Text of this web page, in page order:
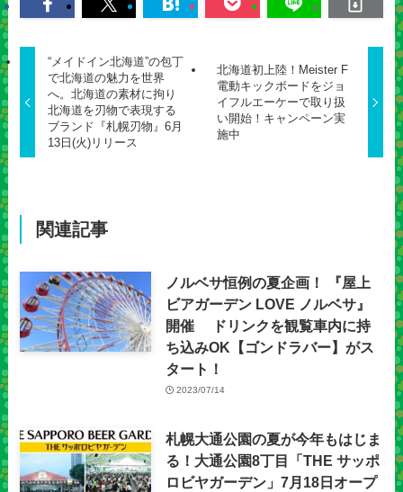
“メイドイン北海道”の包丁
で北海道の魅力を世界
へ。北海道の素材に拘り
北海道を刃物で表現する
ブランド『札幌刃物』6月
13日(火)リリース
北海道初上陸！Meister F
電動キックボードをジョ
イフルエーケーで取り扱
い開始！キャンペーン実
施中
関連記事
ノルベサ恒例の夏企画！ 『屋上
ビアガーデン LOVE ノルベサ』
開催 ドリンクを観覧車内に持
ち込みOK【ゴンドラバー】がス
タート！
2023/07/14
札幌大通公園の夏が今年もはじま
る！大通公園8丁目「THE サッポ
ロビヤガーデン」7月18日オープ